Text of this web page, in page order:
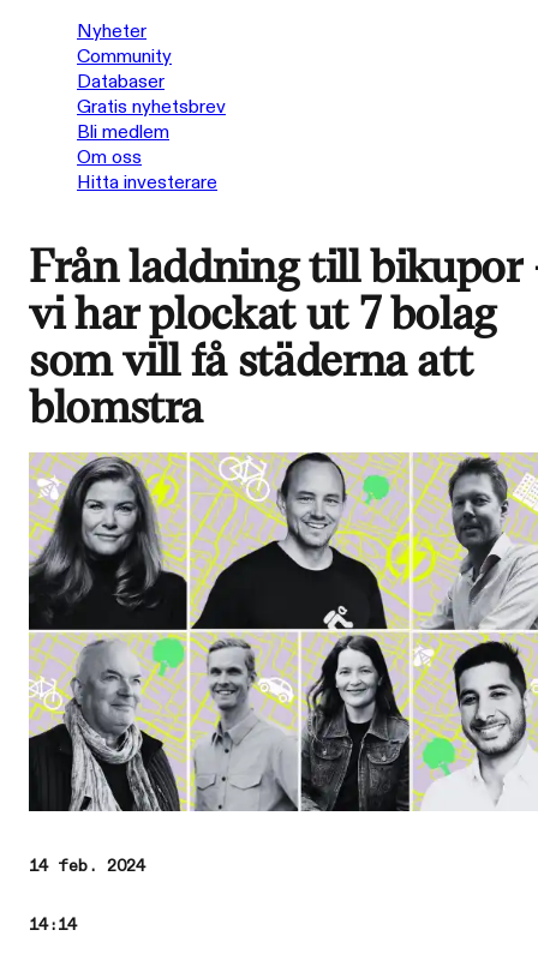
Nyheter
Community
Databaser
Gratis nyhetsbrev
Bli medlem
Om oss
Hitta investerare
Från laddning till bikupor
vi har plockat ut 7 bolag
som vill få städerna att
blomstra
14 feb. 2024
14:14